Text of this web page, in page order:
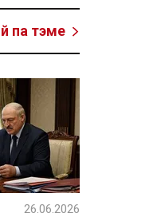
па тэме
26.06.2026